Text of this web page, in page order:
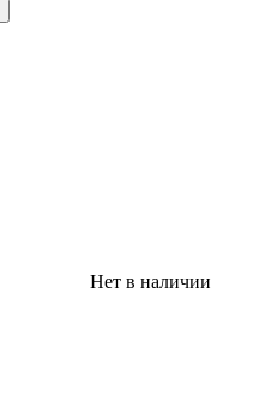
Нет в наличии